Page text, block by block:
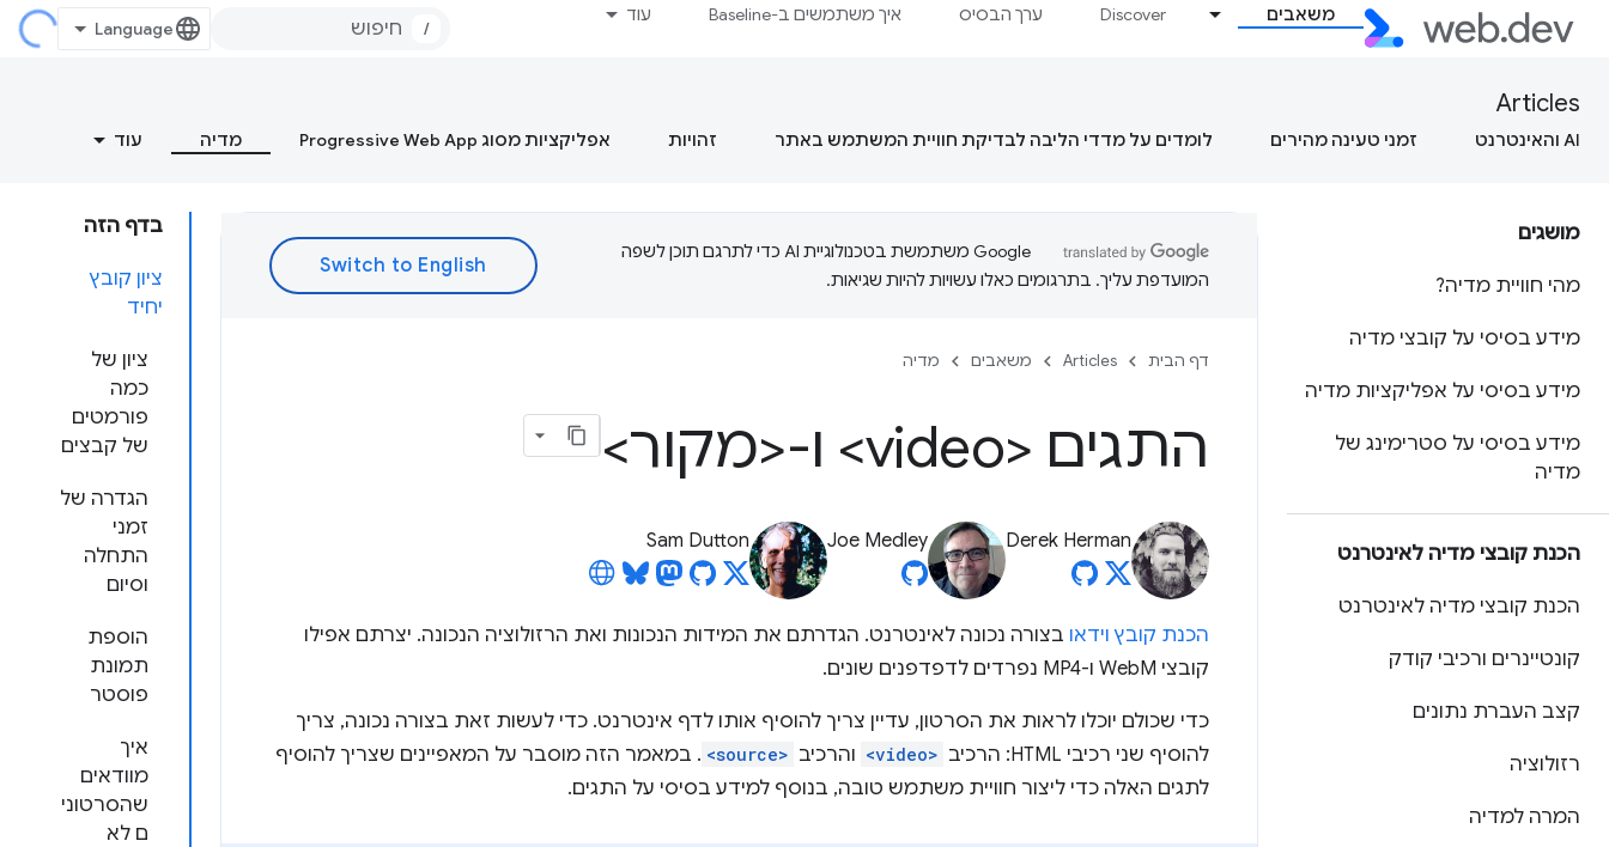
משאבים Discover ערך הבסיס איך משתמשים ב-Baseline עוד
/
Articles
AI והאינטרנט זמני טעינה מהירים לומדים על מדדי הליבה לבדיקת חוויית המשתמש באתר זהויות אפליקציות מסוג Progressive Web App מדיה עוד
מושגים
מהי חוויית מדיה?
מידע בסיסי על קובצי מדיה
מידע בסיסי על אפליקציות מדיה
מידע בסיסי על סטרימינג של
מדיה
הכנת קובצי מדיה לאינטרנט
הכנת קובצי מדיה לאינטרנט
קונטיינרים ורכיבי קודק
קצב העברת נתונים
רזולוציה
המרה למדיה
בדף הזה
ציון קובץ
יחיד
ציון של
כמה
פורמטים
של קבצים
הגדרה של
זמני
התחלה
וסיום
הוספת
תמונת
פוסטר
איך
מוודאים
שהסרטוני
ם לא
‫Google משתמשת בטכנולוגיית AI כדי לתרגם תוכן לשפה
המועדפת עליך. בתרגומים כאלו עשויות להיות שגיאות.
דף הבית Articles משאבים מדיה
התגים <video> ו-<מקור>
Derek Herman
Joe Medley
Sam Dutton
הכנת קובץ וידאו בצורה נכונה לאינטרנט. הגדרתם את המידות הנכונות ואת הרזולוציה הנכונה. יצרתם אפילו
קובצי WebM ו-MP4 נפרדים לדפדפנים שונים.
כדי שכולם יוכלו לראות את הסרטון, עדיין צריך להוסיף אותו לדף אינטרנט. כדי לעשות זאת בצורה נכונה, צריך
להוסיף שני רכיבי HTML: הרכיב
<video> והרכיב <source> . במאמר הזה מוסבר על המאפיינים שצריך להוסיף
לתגים האלה כדי ליצור חוויית משתמש טובה, בנוסף למידע בסיסי על התגים.